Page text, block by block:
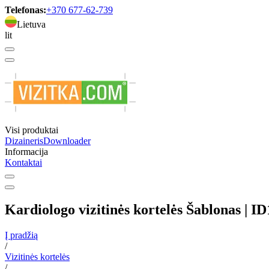
Telefonas:+370 677-62-739
Lietuva
lit
Visi produktai
DizainerisDownloader
Informacija
Kontaktai
Kardiologo vizitinės kortelės Šablonas |
Į pradžią
/
Vizitinės kortelės